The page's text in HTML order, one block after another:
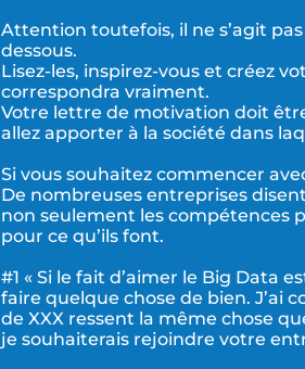
Attention toutefois, il ne s’agit
dessous.
Lisez-les, inspirez-vous et créez
correspondra vraiment.
Votre lettre de motivation doit
allez apporter à la société dans
Si vous souhaitez commencer
De nombreuses entreprises
non seulement les compétences
pour ce qu’ils font.
#1 « Si le fait d’aimer le Big Data
faire quelque chose de bien. J’ai
de XXX ressent la même chose
je souhaiterais rejoindre votre